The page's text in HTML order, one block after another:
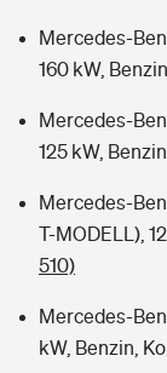
Mercedes-
160 kW,
Mercedes-
125 kW,
Mercedes-
T-MODELL),
510)
Mercedes-
kW, Benzin,